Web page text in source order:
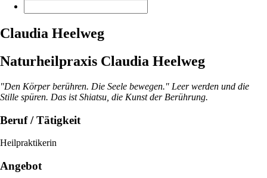
Claudia Heelweg
Naturheilpraxis Claudia Heelweg
"Den Körper berühren. Die Seele bewegen." Leer werden und die
Stille spüren. Das ist Shiatsu, die Kunst der Berührung.
Beruf / Tätigkeit
Heilpraktikerin
Angebot